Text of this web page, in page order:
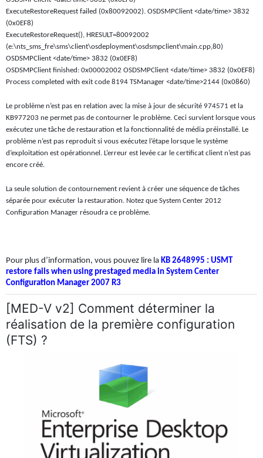
ExecuteRestoreRequest failed (0x80092002). OSDSMPClient <date/time> 3832
(0x0EF8)
ExecuteRestoreRequest(), HRESULT=80092002
(e:\nts_sms_fre\sms\client\osdeployment\osdsmpclient\main.cpp,80)
OSDSMPClient <date/time> 3832 (0x0EF8)
OSDSMPClient finished: 0x00002002 OSDSMPClient <date/time> 3832 (0x0EF8)
Process completed with exit code 8194 TSManager <date/time>2144 (0x0860)
Le problème n’est pas en relation avec la mise à jour de sécurité 974571 et la
KB977203 ne permet pas de contourner le problème. Ceci survient lorsque vous
exécutez une tâche de restauration et la fonctionnalité de média préinstallé. Le
problème n’est pas reproduit si vous exécutez l’étape lorsque le système
d’exploitation est opérationnel. L’erreur est levée car le certificat client n’est pas
encore créé.
La seule solution de contournement revient à créer une séquence de tâches
séparée pour exécuter la restauration. Notez que System Center 2012
Configuration Manager résoudra ce problème.
Pour plus d’information, vous pouvez lire la KB 2648995 : USMT
restore fails when using prestaged media in System Center
Configuration Manager 2007 R3
[MED-V v2] Comment déterminer la
réalisation de la première configuration
(FTS) ?